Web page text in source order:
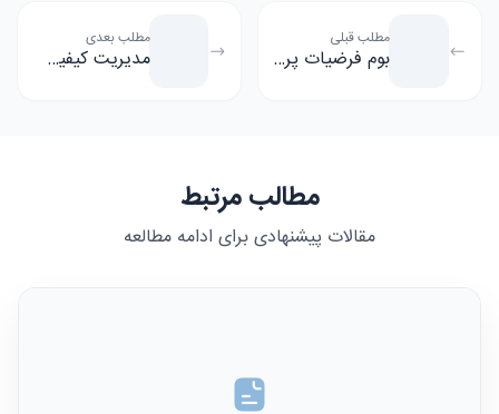
مطلب قبلی
بوم فرضیات پر ریسک چیست؟
مطلب بعدی
مدیریت کیفیت جامع (TQM) چیست؟
مطالب مرتبط
مقالات پیشنهادی برای ادامه مطالعه